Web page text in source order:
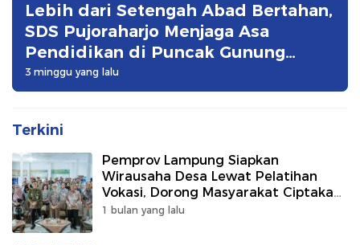
Lebih dari Setengah Abad Bertahan,
SDS Pujoraharjo Menjaga Asa
Pendidikan di Puncak Gunung
Pesawaran
3 minggu yang lalu
Terkini
Pemprov Lampung Siapkan
Wirausaha Desa Lewat Pelatihan
Vokasi, Dorong Masyarakat Ciptakan
Lapangan Kerja
1 bulan yang lalu